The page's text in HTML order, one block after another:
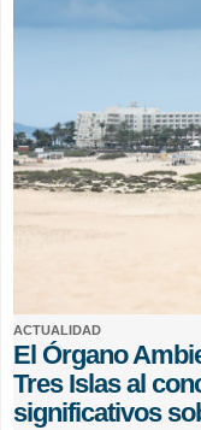
ACTUALIDAD
El Órgano
Tres Islas al
significativos